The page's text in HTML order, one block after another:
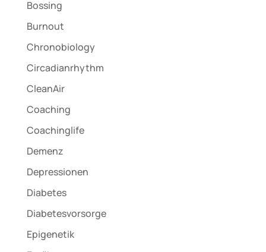
Bossing
Burnout
Chronobiology
Circadianrhythm
CleanAir
Coaching
Coachinglife
Demenz
Depressionen
Diabetes
Diabetesvorsorge
Epigenetik